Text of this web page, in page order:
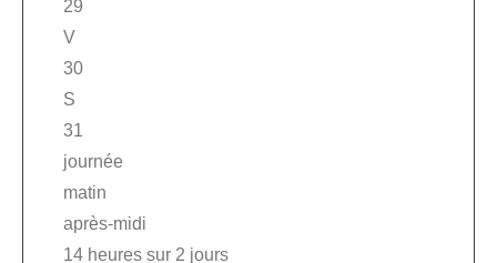
29
V
30
S
31
journée
matin
après-midi
14 heures sur 2 jours